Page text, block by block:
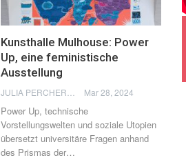
Kunsthalle Mulhouse: Power
Up, eine feministische
Ausstellung
Mar 28, 2024
Power Up, technische
Vorstellungswelten und soziale Utopien
übersetzt universitäre Fragen anhand
des Prismas der…